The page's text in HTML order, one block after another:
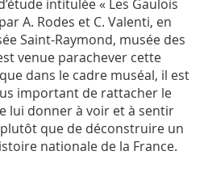
intitulée « Les Gaulois
A. Rodes et C. Valenti, en
Saint-Raymond, musée des
venue parachever cette
dans le cadre muséal, il est
important de rattacher le
lui donner à voir et à sentir
que de déconstruire un
nationale de la France.